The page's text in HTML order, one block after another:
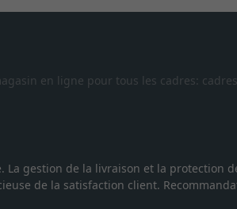
en ligne pour tous les cadres:
La gestion de la livraison et la protection
de la satisfaction client.